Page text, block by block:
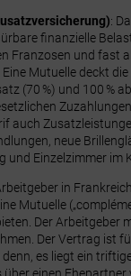
:
finanzielle
Franzosen und fast
. Eine Mutuelle deckt
(70 %) und 100 %
auch
neue
und Einzelzimmer im
in
Mutuelle
Der Arbeitgeber
Der Vertrag ist
es liegt ein